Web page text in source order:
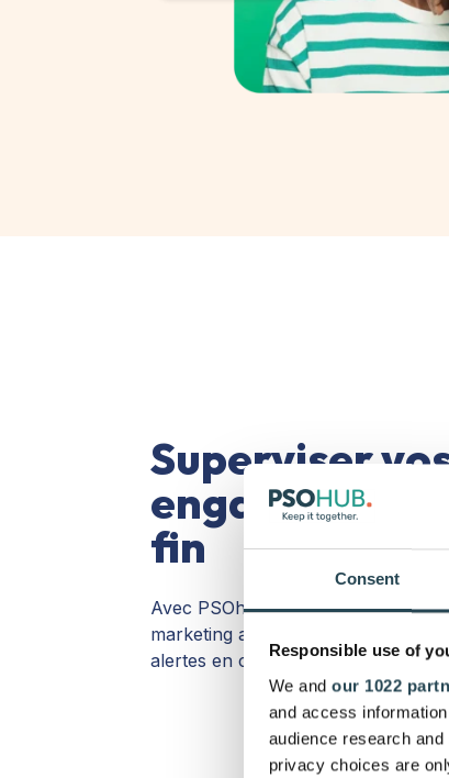
Consent
Responsible use of
We and our 1022
and access
audience research
privacy choices are
Superviser
engagements
fin
Avec PSOhub, vous pouvez
marketing aux ventes, des
alertes en cas d'écart par rapport